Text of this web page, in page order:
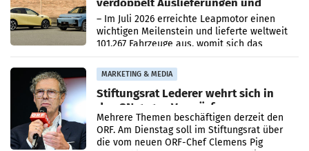
verdoppelt Auslieferungen und
überschreitet die 100.000er-Marke
– Im Juli 2026 erreichte Leapmotor einen
wichtigen Meilenstein und lieferte weltweit
101.267 Fahrzeuge aus, womit sich das
Ergebnis gegenüber Juli 2025 mehr als
verdoppelte (+102
MARKETING & MEDIA
Stiftungsrat Lederer wehrt sich in
den SN gegen Vorwürfe
Mehrere Themen beschäftigen derzeit den
ORF. Am Dienstag soll im Stiftungsrat über
die vom neuen ORF-Chef Clemens Pig